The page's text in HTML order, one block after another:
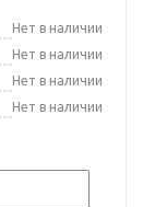
Нет в наличии
Нет в наличии
Нет в наличии
Нет в наличии